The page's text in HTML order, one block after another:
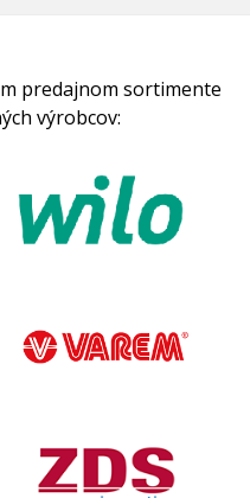
predajnom sortimente
výrobcov: